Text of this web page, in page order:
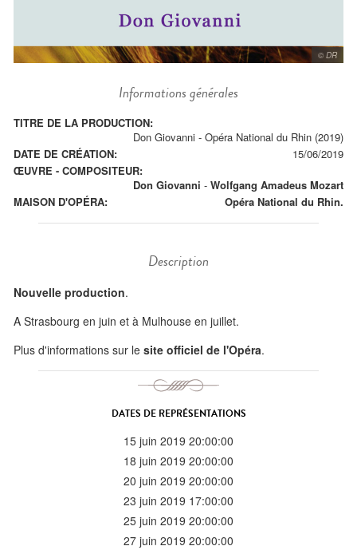
© DR
Informations générales
TITRE DE LA PRODUCTION:
Don Giovanni - Opéra National du Rhin (2019)
DATE DE CRÉATION:
15/06/2019
ŒUVRE - COMPOSITEUR:
Don Giovanni - Wolfgang Amadeus Mozart
MAISON D'OPÉRA:
Opéra National du Rhin.
Description
Nouvelle production.
A Strasbourg en juin et à Mulhouse en juillet.
Plus d'informations sur le site officiel de l'Opéra.
DATES DE REPRÉSENTATIONS
15 juin 2019 20:00:00
18 juin 2019 20:00:00
20 juin 2019 20:00:00
23 juin 2019 17:00:00
25 juin 2019 20:00:00
27 juin 2019 20:00:00